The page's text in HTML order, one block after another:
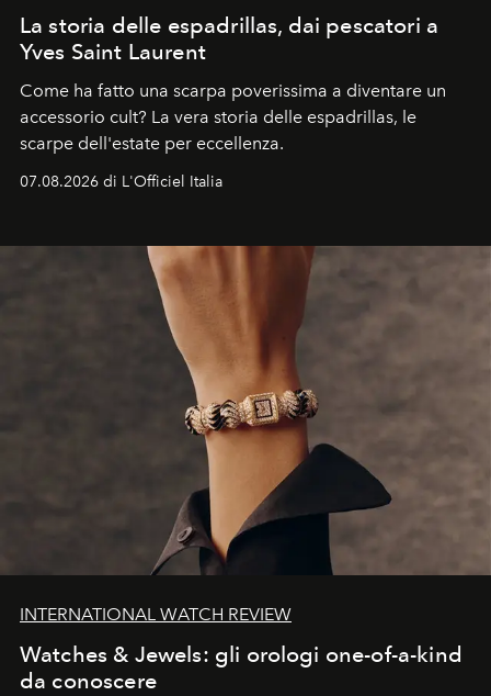
La storia delle espadrillas, dai pescatori a
Yves Saint Laurent
Come ha fatto una scarpa poverissima a diventare un
accessorio cult? La vera storia delle espadrillas, le
scarpe dell'estate per eccellenza.
07.08.2026 di L'Officiel Italia
INTERNATIONAL WATCH REVIEW
Watches & Jewels: gli orologi one-of-a-kind
da conoscere